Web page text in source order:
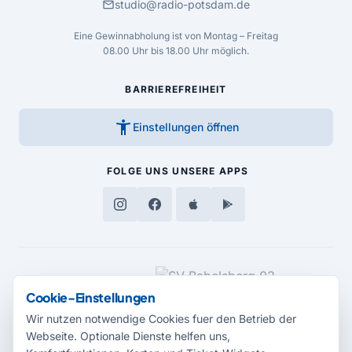
mailstudio@radio-potsdam.de
Eine Gewinnabholung ist von Montag – Freitag
08.00 Uhr bis 18.00 Uhr möglich.
BARRIEREFREIHEIT
accessibility_new Einstellungen öffnen
FOLGE UNS UNSERE APPS
MEDIENPARTNER
Cookie-Einstellungen
Wir nutzen notwendige Cookies fuer den Betrieb der
Webseite. Optionale Dienste helfen uns,